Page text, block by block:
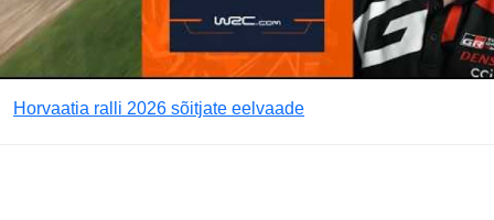
Horvaatia ralli 2026 sõitjate eelvaade